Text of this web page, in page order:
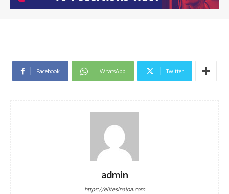
Facebook WhatsApp Twitter
admin
https://elitesinaloa.com